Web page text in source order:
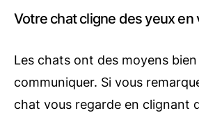
Votre chat cligne des yeux en
Les chats ont des moyens
communiquer. Si vous
chat vous regarde en clignant